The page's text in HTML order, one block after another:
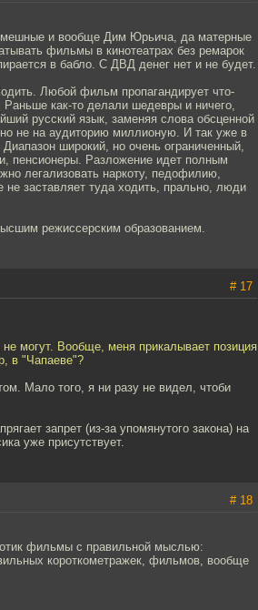
и вообще Дим Юрьича, да матерные
фильмы в кинотеатрах без ремарок
в бабло. С ДВД денег нет и не будет.
Любой фильм пропагандирует что-
как-то делали шедевры и ничего,
русский язык, заменяя слова обсценной
не на аудиторию миллионую. И так уже в
широкий, но очень ограниченный,
пенсионеры. Разложение идет полным
легализовать наркоту, педофилию,
заставляет туда ходить, прально, люди
режиссерским образованием.
# 17
могут. Вообще, меня прикалывает позиция
в "Чапаеве"?
Мало того, я ни разу не видел, чтоби
запрет (из-за упомянутого закона) на
уже присутствует.
# 18
фильмы с правильной мыслью:
короткометражек, фильмов, вообще